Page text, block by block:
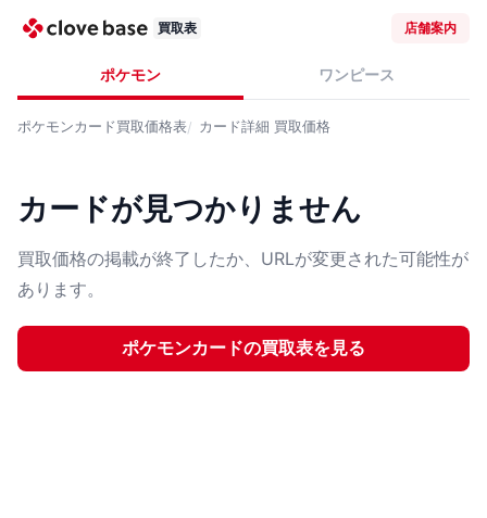
買取表 店舗案内
ポケモン ワンピース
ポケモンカード買取価格表 カード詳細 買取価格
カードが見つかりません
買取価格の掲載が終了したか、URLが変更された可能性が
あります。
ポケモンカードの買取表を見る